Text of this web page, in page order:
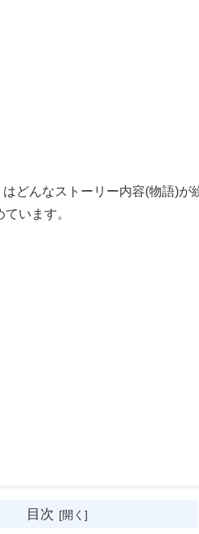
どんなストーリー内容(物語)
います。
目次